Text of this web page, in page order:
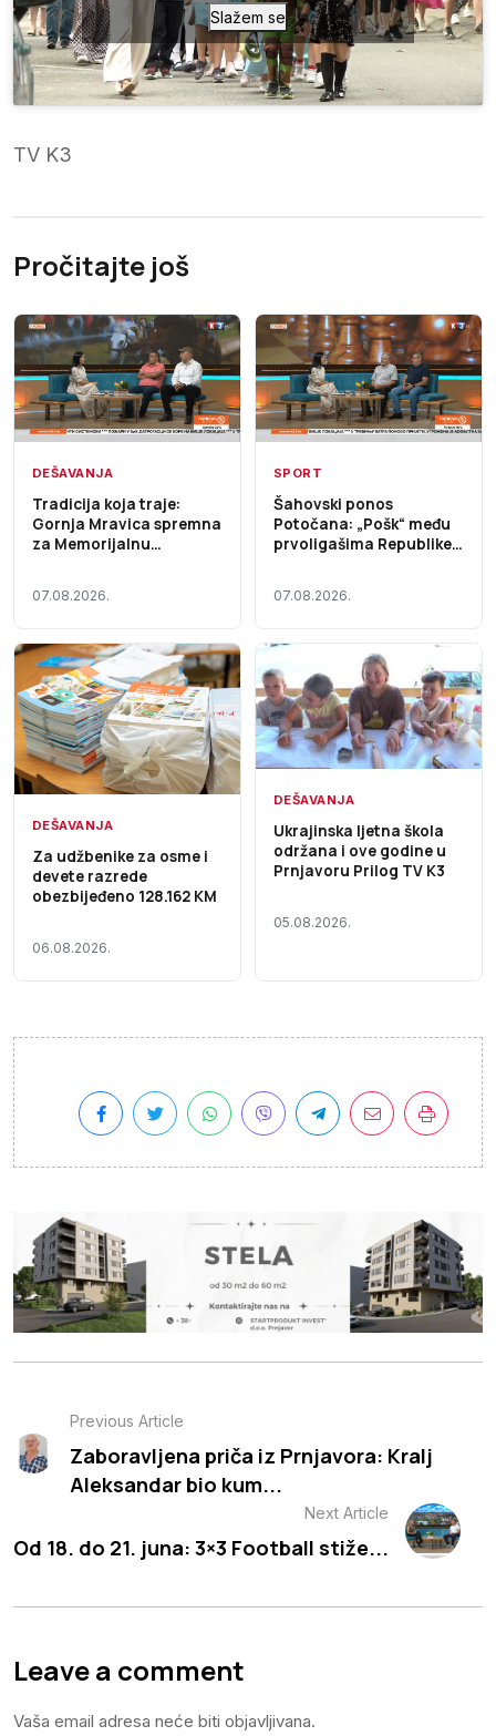
Slažem se
TV K3
Pročitajte još
DEŠAVANJA
Tradicija koja traje:
Gornja Mravica spremna
za Memorijalnu
07.08.2026.
SPORT
Šahovski ponos
Potočana: „Pošk“ među
prvoligašima Republike
07.08.2026.
DEŠAVANJA
Za udžbenike za osme i
devete razrede
obezbijeđeno 128.162 KM
06.08.2026.
DEŠAVANJA
Ukrajinska ljetna škola
održana i ove godine u
Prnjavoru Prilog TV K3
05.08.2026.
Previous Article
Zaboravljena priča iz Prnjavora: Kralj
Aleksandar bio kum...
Next Article
Od 18. do 21. juna: 3×3 Football stiže...
Leave a comment
Vaša email adresa neće biti objavljivana.